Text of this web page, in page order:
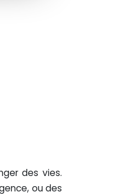
des vies.
ou des